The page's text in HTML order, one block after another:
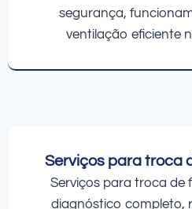
segurança,
ventilação eficiente
Serviços para troca
Serviços para troca de
diagnóstico completo,